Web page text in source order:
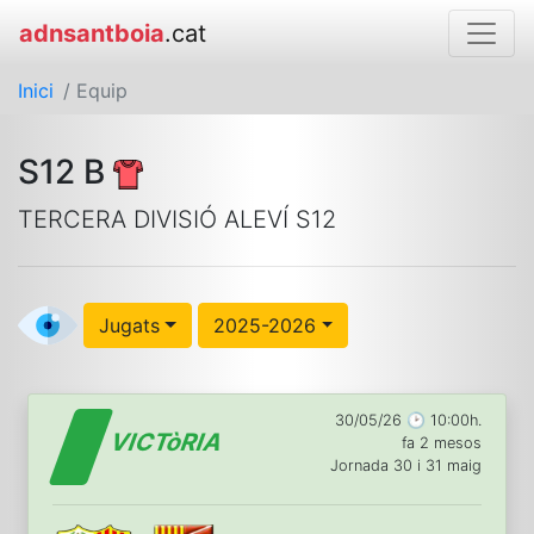
adnsantboia.cat
Inici / Equip
S12 B
TERCERA DIVISIÓ ALEVÍ S12
Jugats 2025-2026
VICTòRIA
30/05/26 🕑 10:00h.
fa 2 mesos
Jornada 30 i 31 maig